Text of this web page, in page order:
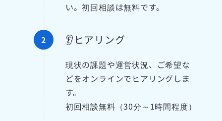
い。初回相談は無料です。
👂ヒアリング
現状の課題や運営状況、ご希望な
どをオンラインでヒアリングしま
す。
初回相談無料（30分～1時間程度）